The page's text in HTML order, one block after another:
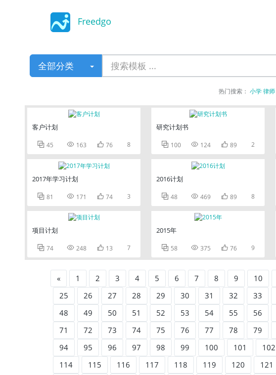
Freedgo
全部分类
热门搜索： 小学律师
客户计划
 45  163  76 8
2017年学习计划
 81  171  74 3
项目计划
 74  248  13 7
研究计划书
 100  124  89 2
2016计划
 48  469  89 8
2015年
 58  375  76 9
« 1 2 3 4 5 6 7 8 9 10
25
26 27 28 29 30 31 32 33
48
49 50 51 52 53 54 55 56
71
72 73 74 75 76 77 78 79
94
95 96 97 98 99 100 101 102
114
115 116 117 118 119 120 121